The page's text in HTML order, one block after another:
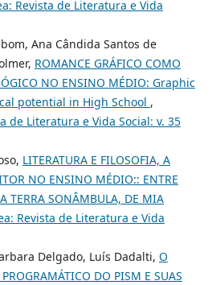
Revista de Literatura e Vida
Ana Cândida Santos de
ROMANCE GRÁFICO COMO
NO ENSINO MÉDIO: Graphic
potential in High School ,
de Literatura e Vida Social: v. 35
LITERATURA E FILOSOFIA, A
NO ENSINO MÉDIO:: ENTRE
TERRA SONÂMBULA, DE MIA
Revista de Literatura e Vida
Delgado, Luís Dadalti, O
DO PISM E SUAS